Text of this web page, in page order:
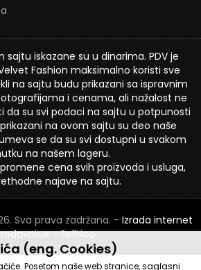
sajtu iskazane su u dinarima. PDV je
Fashion maksimalno koristi sve
na sajtu budu prikazani sa ispravnim
i cenama, ali nažalost ne
su svi podaci na sajtu u potpunosti
na ovom sajtu su deo naše
se da su svi dostupni u svakom
na našem lageru.
cena svih proizvoda i usluga,
najave na sajtu.
Sva prava zadržana. - Izrada internet
-Selltico.
(eng. Cookies)
Posetom naše web stranice, saglasni